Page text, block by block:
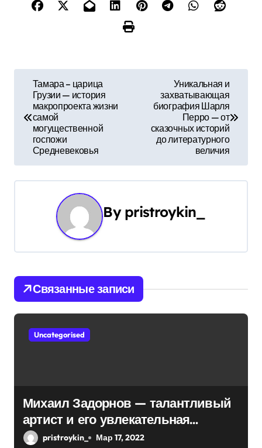
г
и
я
п
о
и
Тамара – царица
Грузии — история
макропроекта жизни
самой
могущественной
госпожи
Средневековья
Уникальная и
захватывающая
биография Шарля
Перро — от
сказочных историй
до литературного
величия
By pristroykin_
Связанные записи
Uncategorised
Михаил Задорнов — талантливый
артист и его увлекательная
биография — выдающиеся
pristroykin_ Мар 17, 2022